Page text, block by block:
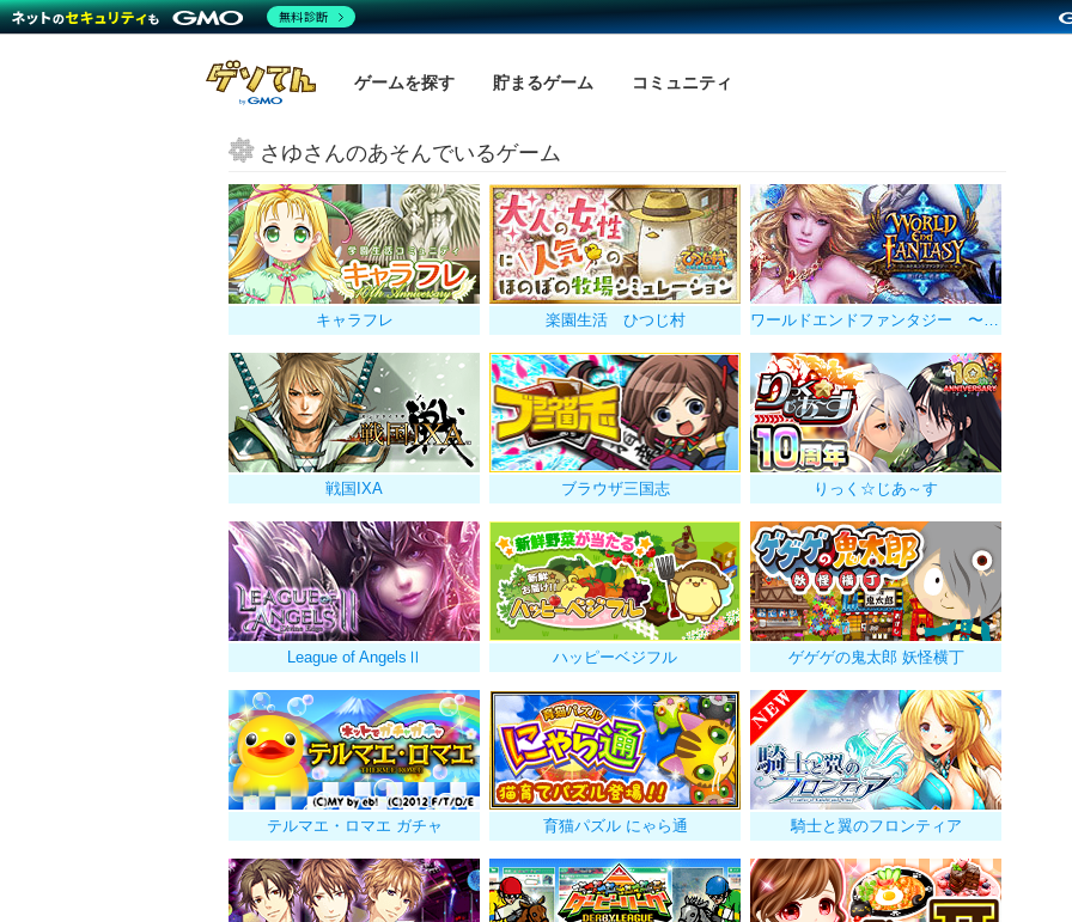
ゲームを探す 貯まるゲーム コミュニティ
さゆさんのあそんでいるゲーム
キャラフレ 楽園生活 ひつじ村 ワールドエンドファンタジー 〜選ばれし勇者
戦国IXA ブラウザ三国志 りっく☆じあ～す
League of AngelsⅡ ハッピーベジフル ゲゲゲの鬼太郎 妖怪横丁
テルマエ・ロマエ ガチャ 育猫パズル にゃら通 騎士と翼のフロンティア
無料診断